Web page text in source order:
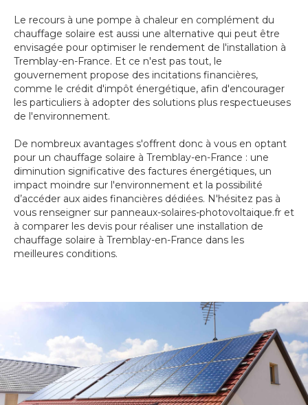
Le recours à une pompe à chaleur en complément du
chauffage solaire est aussi une alternative qui peut être
envisagée pour optimiser le rendement de l'installation à
Tremblay-en-France. Et ce n'est pas tout, le
gouvernement propose des incitations financières,
comme le crédit d'impôt énergétique, afin d'encourager
les particuliers à adopter des solutions plus respectueuses
de l'environnement.
De nombreux avantages s'offrent donc à vous en optant
pour un chauffage solaire à Tremblay-en-France : une
diminution significative des factures énergétiques, un
impact moindre sur l'environnement et la possibilité
d’accéder aux aides financières dédiées. N'hésitez pas à
vous renseigner sur panneaux-solaires-photovoltaique.fr et
à comparer les devis pour réaliser une installation de
chauffage solaire à Tremblay-en-France dans les
meilleures conditions.